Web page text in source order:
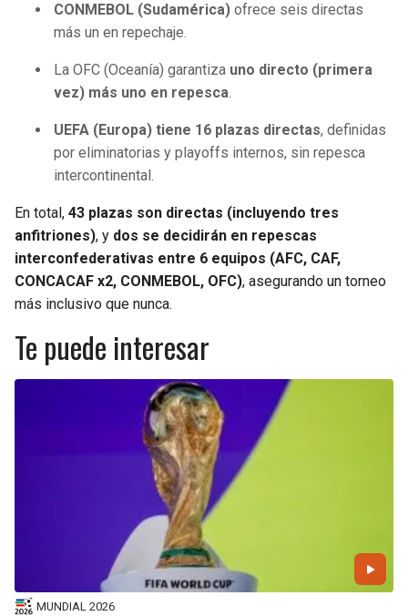
CONMEBOL (Sudamérica) ofrece seis directas
más un en repechaje.
La OFC (Oceanía) garantiza uno directo (primera
vez) más uno en repesca.
UEFA (Europa) tiene 16 plazas directas, definidas
por eliminatorias y playoffs internos, sin repesca
intercontinental.
En total, 43 plazas son directas (incluyendo tres
anfitriones), y dos se decidirán en repescas
interconfederativas entre 6 equipos (AFC, CAF,
CONCACAF x2, CONMEBOL, OFC), asegurando un torneo
más inclusivo que nunca.
Te puede interesar
MUNDIAL 2026